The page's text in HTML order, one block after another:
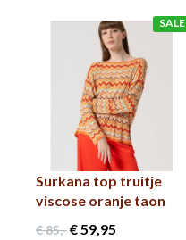
SALE
Surkana top truitje
viscose oranje taon
€ 85,-€ 59,95